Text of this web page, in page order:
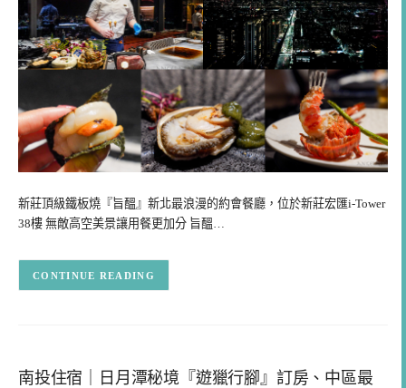
新莊頂級鐵板燒『旨醞』新北最浪漫的約會餐廳，位於新莊宏匯i-Tower
38樓 無敵高空美景讓用餐更加分 旨醞…
CONTINUE READING
南投住宿｜日月潭秘境『遊獵行腳』訂房、中區最